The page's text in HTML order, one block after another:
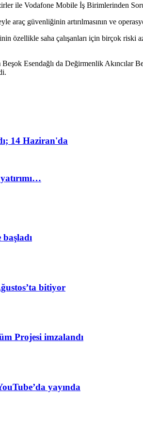
ile Vodafone Mobile İş Birimlerinden
araç güvenliğinin artırılmasının ve
özellikle saha çalışanları için birçok riski
Esendağlı da Değirmenlik Akıncılar
14 Haziran'da
bitiyor
Projesi imzalandı
yayında